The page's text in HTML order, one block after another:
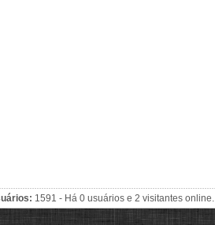
1591 - Há 0 usuários e 2 visitantes online.